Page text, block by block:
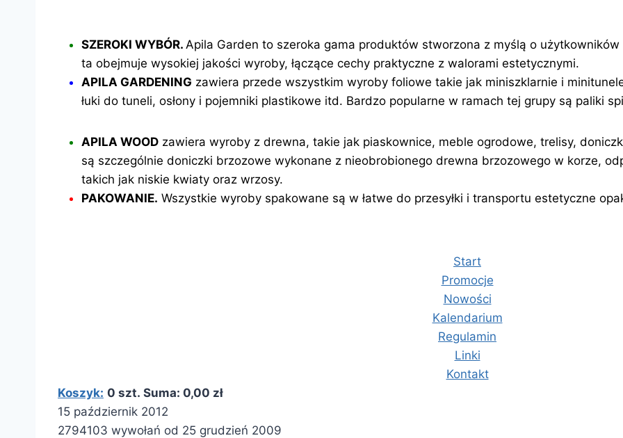
SZEROKI WYBÓR. Apila Garden to szeroka gama produktów stworzona z myślą o
ta obejmuje wysokiej jakości wyroby, łączące cechy praktyczne z walorami estetycznymi.
APILA GARDENING zawiera przede wszystkim wyroby foliowe takie jak miniszklarnie i
łuki do tuneli, osłony i pojemniki plastikowe itd. Bardzo popularne w ramach tej grupy są paliki
APILA WOOD zawiera wyroby z drewna, takie jak piaskownice, meble ogrodowe, trelisy,
są szczególnie doniczki brzozowe wykonane z nieobrobionego drewna brzozowego w korze,
takich jak niskie kwiaty oraz wrzosy.
PAKOWANIE. Wszystkie wyroby spakowane są w łatwe do przesyłki i transportu estetyczne
Start
Promocje
Nowości
Kalendarium
Regulamin
Linki
Kontakt
Koszyk: 0 szt. Suma: 0,00 zł
15 październik 2012
2794103 wywołań od 25 grudzień 2009